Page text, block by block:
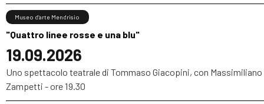
"Quattro linee rosse e una blu"
19.09.2026
Museo d’arte Mendrisio
Uno spettacolo teatrale di Tommaso Giacopini, con Massimiliano
Zampetti - ore 19.30